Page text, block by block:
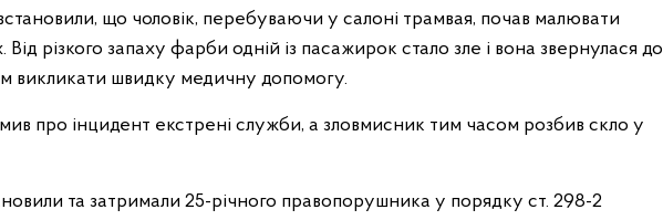
що чоловік, перебуваючи у салоні трамвая, почав малювати
Від різкого запаху фарби одній із пасажирок стало зле і вона звернулася до
викликати швидку медичну допомогу.
про інцидент екстрені служби, а зловмисник тим часом розбив скло у
та затримали 25-річного правопорушника у порядку ст. 298-2